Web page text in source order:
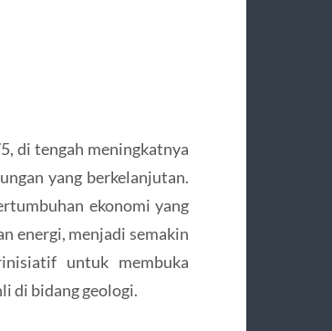
di tengah meningkatnya
yang berkelanjutan.
ekonomi yang
energi, menjadi semakin
untuk membuka
di bidang geologi.